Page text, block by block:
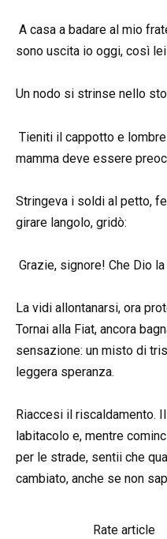
A casa a badare al mio
sono uscita io oggi, così
Un nodo si strinse nello
Tieniti il cappotto e
mamma deve essere
Stringeva i soldi al petto,
girare langolo, gridò:
Grazie, signore! Che Dio
La vidi allontanarsi, ora
Tornai alla Fiat, ancora
sensazione: un misto di
leggera speranza.
Riaccesi il riscaldamento.
labitacolo e, mentre
per le strade, sentii che
cambiato, anche se non
Rate article